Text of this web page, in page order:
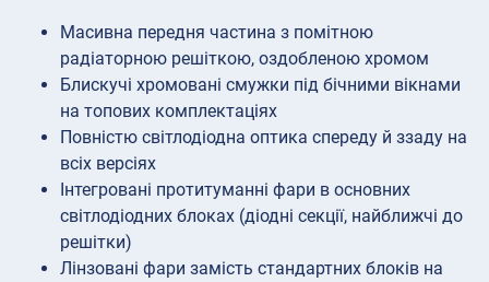
Масивна передня частина з помітною
радіаторною решіткою, оздобленою хромом
Блискучі хромовані смужки під бічними вікнами
на топових комплектаціях
Повністю світлодіодна оптика спереду й ззаду на
всіх версіях
Інтегровані протитуманні фари в основних
світлодіодних блоках (діодні секції, найближчі до
решітки)
Лінзовані фари замість стандартних блоків на